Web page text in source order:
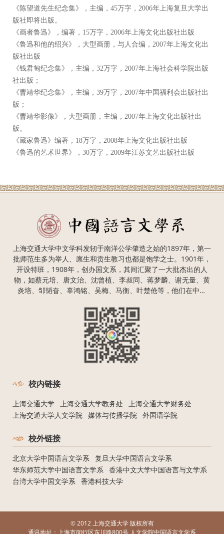
《陈望道先生纪念集》，主编，45万字，2006年上海复旦大学出
版社即将出版。
《画者鲁迅》，编著，15万字，2006年上海文化出版社出版
《鲁迅和他的绍兴》，大型画册，与人合编，2007年上海文化出
版社出版
《钱君匋纪念集》，主编，32万字，2007年上海社会科学院出版
社出版；
《曹靖华纪念集》，主编，39万字，2007年中国福利会出版社出
版；
《曹靖华影像》，大型画册，主编，2007年上海文化出版社出
版。
《藏家鲁迅》编著，18万字，2008年上海文化出版社出版
《鲁迅的艺术世界》，30万字，2009年江苏文艺出版社出版
上海交通大学中文学科发轫于南洋公学肇造之始的1897年，第一
批师范生多为举人、廪生和贡生教习也都是饱学之士。1901年，
开设特班，1908年，创办国文系，其间汇聚了一大批杰出的人
物，如蔡元培、唐文治、沈曾植、李叔同、蒋梦麟、谢无量、黄
炎培、邹韬奋、辜鸿铭、吴梅、马衡、叶楚伧等，他们在中国
科打下了深厚的学科基础。
校内链接
上海交通大学 上海交通大学教务处
上海交通大学财务处
上海交通大学人文学院 媒体与传播学院 外国语学院
校外链接
北京大学中国语言文学系 复旦大学中国语言文学系
华东师范大学中国语言文学系 香港中文大学中国语言与文学系
台湾大学中国文学系 香港科技大学
© 2012 上海交通大学 版权所有
通讯地址： 上海市闵行区东川路800号 人文学院中国语言文学系